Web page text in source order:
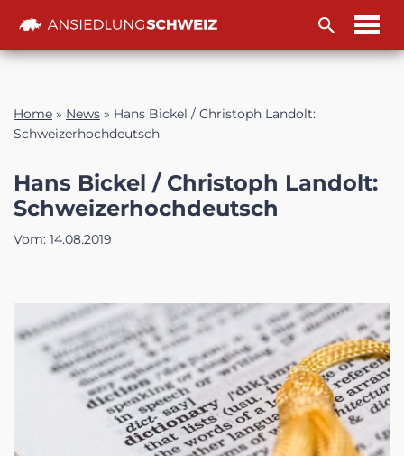
Zum
Home » News » Hans Bickel / Christoph Landolt:
Schweizerhochdeutsch
Hans Bickel / Christoph Landolt:
Schweizerhochdeutsch
Vom: 14.08.2019